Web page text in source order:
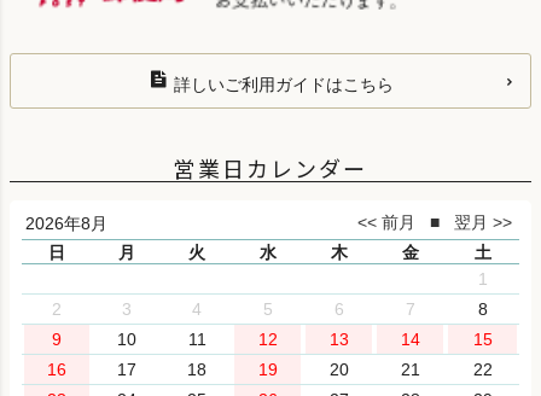
詳しいご利用ガイドはこちら
営業日カレンダー
2026年8月
日
月 火 水 木 金
土
1
2
3 4 5 6 7
8
9
10 11 12 13 14
15
16
17 18 19 20 21
22